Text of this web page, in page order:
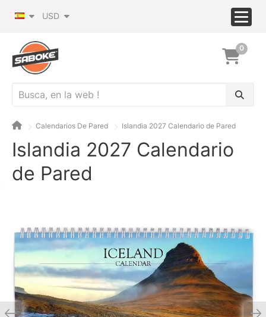
USD
0
Calendarios De Pared Islandia 2027 Calendario de Pared
Islandia 2027 Calendario
de Pared